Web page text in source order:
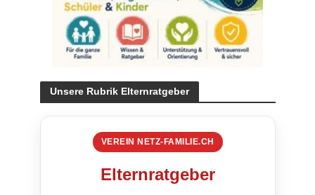
Unsere Rubrik Elternratgeber
VEREIN NETZ-FAMILIE.CH
Elternratgeber